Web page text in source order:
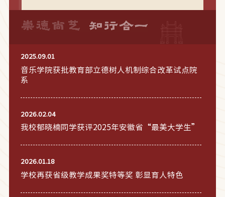
2025.09.01
音乐学院获批教育部立德树人机制综合改革试点院
系
2026.02.04
我校郁晓楠同学获评2025年安徽省“最美大学生”
2026.01.18
学校再获省级教学成果奖特等奖 彰显育人特色